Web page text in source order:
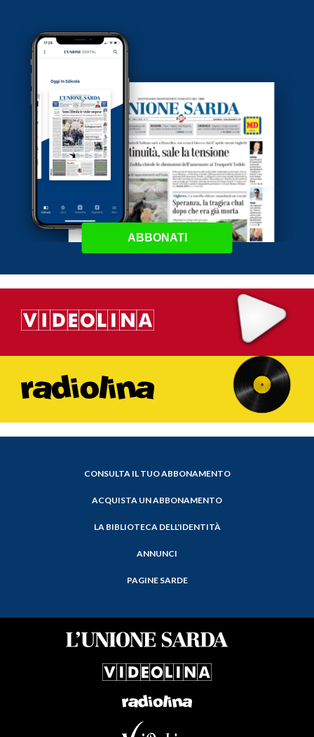
ABBONATI
CONSULTA IL TUO ABBONAMENTO
ACQUISTA UN ABBONAMENTO
LA BIBLIOTECA DELL'IDENTITÀ
ANNUNCI
PAGINE SARDE